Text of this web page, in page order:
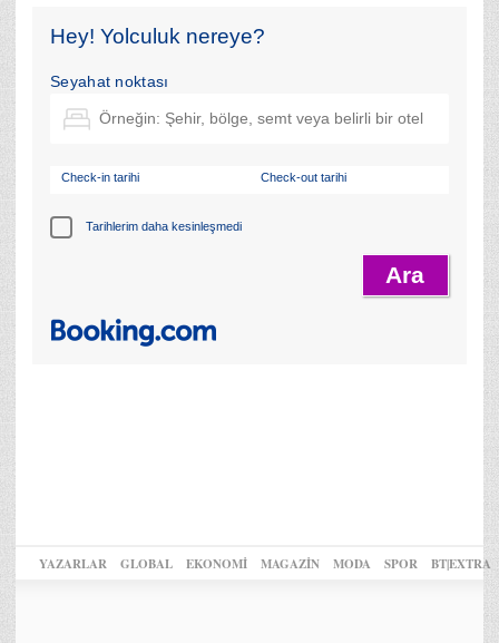
Hey! Yolculuk nereye?
Seyahat noktası
Check-in tarihi Check-out tarihi
Tarihlerim daha kesinleşmedi
YAZARLAR GLOBAL EKONOMİ MAGAZİN MODA SPOR BT|EXTRA